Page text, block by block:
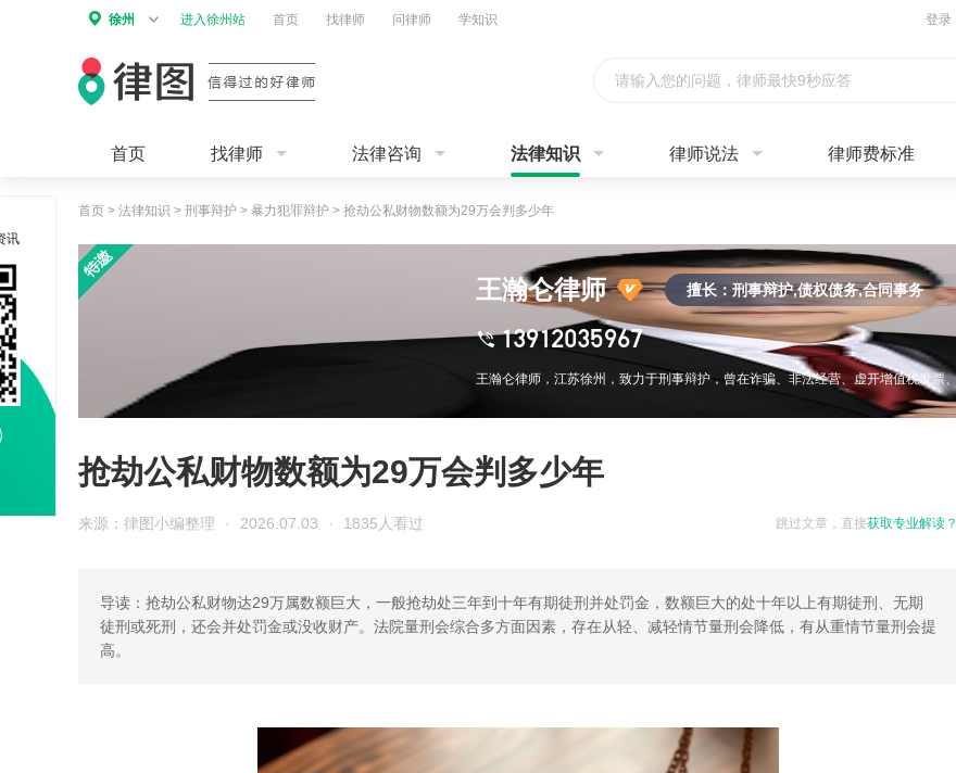
徐州 进入徐州站 首页 找律师 问律师 学知识 登录
请输入您的问题，律师最快9秒应答
首页 找律师 法律咨询 法律知识 律师说法 律师费标准
首页 > 法律知识 > 刑事辩护 > 暴力犯罪辩护 > 抢劫公私财物数额为29万会判多少年
王瀚仑律师 擅长：刑事辩护,债权债务,合同事务
13912035967
抢劫公私财物数额为29万会判多少年
跳过文章，直接获取专业解读？
来源：律图小编整理 · 2026.07.03 · 1835人看过
导读：抢劫公私财物达29万属数额巨大，一般抢劫处三年到十年有期徒刑并处罚金，数额巨大的处十年以上有期徒刑、无期
徒刑或死刑，还会并处罚金或没收财产。法院量刑会综合多方面因素，存在从轻、减轻情节量刑会降低，有从重情节量刑会提
高。
讯